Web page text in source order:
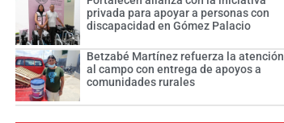
privada para apoyar a personas con
discapacidad en Gómez Palacio
Betzabé Martínez refuerza la atención
al campo con entrega de apoyos a
comunidades rurales